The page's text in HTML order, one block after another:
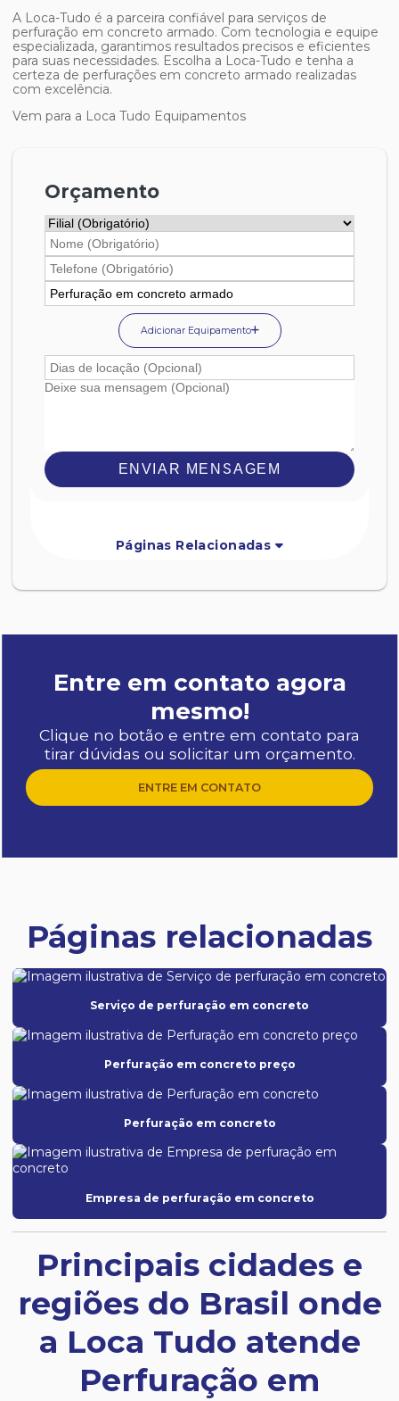
A Loca-Tudo é a parceira confiável para serviços de
perfuração em concreto armado. Com tecnologia e equipe
especializada, garantimos resultados precisos e eficientes
para suas necessidades. Escolha a Loca-Tudo e tenha a
certeza de perfurações em concreto armado realizadas
com excelência.
Vem para a Loca Tudo Equipamentos
Orçamento
Adicionar Equipamento
ENVIAR MENSAGEM
Páginas Relacionadas
Entre em contato agora
mesmo!
Clique no botão e entre em contato para
tirar dúvidas ou solicitar um orçamento.
ENTRE EM CONTATO
Páginas relacionadas
Serviço de perfuração em concreto
Perfuração em concreto preço
Perfuração em concreto
Empresa de perfuração em concreto
Principais cidades e
regiões do Brasil onde
a Loca Tudo atende
Perfuração em